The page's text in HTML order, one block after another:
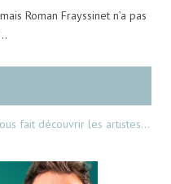
Roman Frayssinet n’a pas
fait découvrir les artistes…